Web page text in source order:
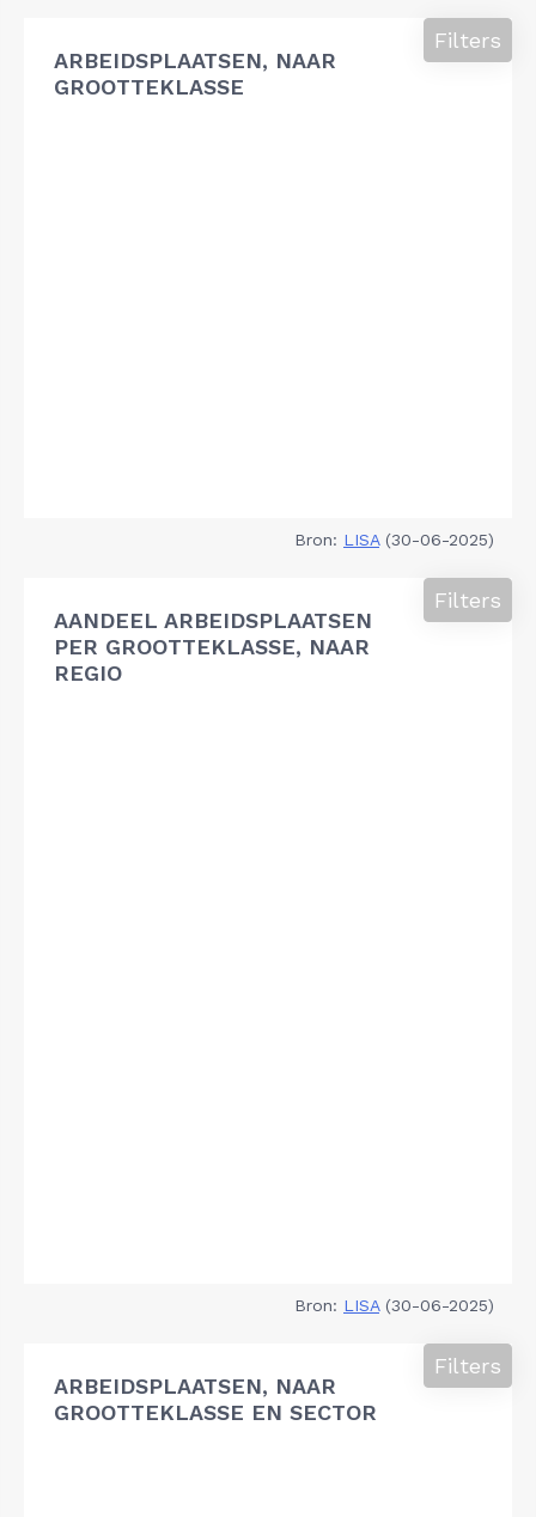
ARBEIDSPLAATSEN, NAAR
GROOTTEKLASSE
Filters
Bron: LISA(30-06-2025)
AANDEEL ARBEIDSPLAATSEN
PER GROOTTEKLASSE, NAAR
REGIO
Filters
Bron: LISA(30-06-2025)
ARBEIDSPLAATSEN, NAAR
GROOTTEKLASSE EN SECTOR
Filters